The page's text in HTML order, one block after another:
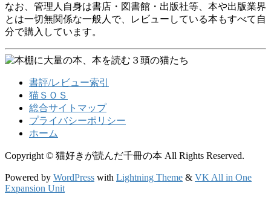
なお、管理人自身は書店・図書館・出版社等、本や出版業界
とは一切無関係な一般人で、レビューしている本もすべて自
分で購入しています。
書評/レビュー索引
猫ＳＯＳ
総合サイトマップ
プライバシーポリシー
ホーム
Copyright © 猫好きが読んだ千冊の本 All Rights Reserved.
Powered by WordPress with Lightning Theme & VK All in One
Expansion Unit